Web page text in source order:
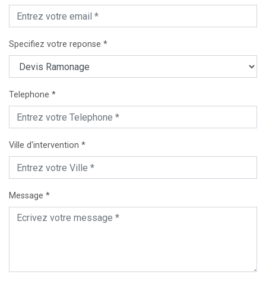
Specifiez votre reponse *
Telephone *
Ville d'intervention *
Message *